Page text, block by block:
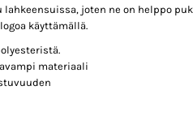
joten ne on helppo
käyttämällä.
materiaali